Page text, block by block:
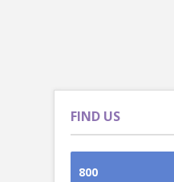
FIND US
800